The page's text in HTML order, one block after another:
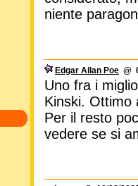
niente
Edgar Allan Poe @
Uno fra i
Kinski. Ottimo
Per il resto
vedere se si